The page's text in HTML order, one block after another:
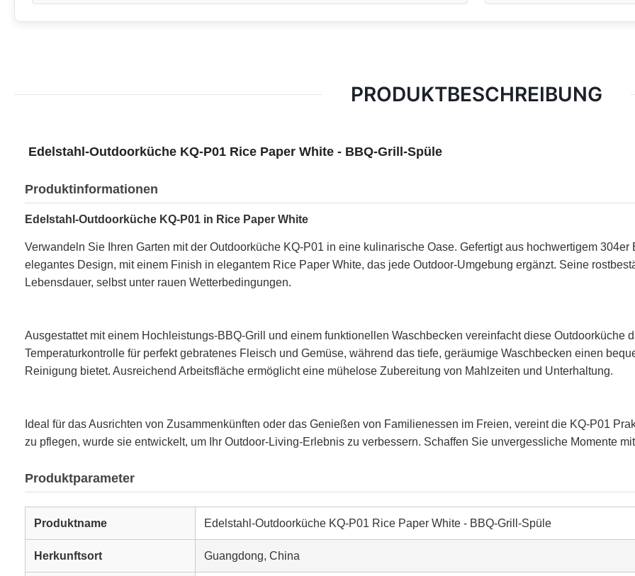
PRODUKTBESCHREIBUNG
Edelstahl-Outdoorküche KQ-P01 Rice Paper White - BBQ-Grill-Spüle
Produktinformationen
Edelstahl-Outdoorküche KQ-P01 in Rice Paper White
Verwandeln Sie Ihren Garten mit der Outdoorküche KQ-P01 in eine kulinarische Oase. Gefertigt aus hochwertigem
elegantes Design, mit einem Finish in elegantem Rice Paper White, das jede Outdoor-Umgebung ergänzt. Seine
Lebensdauer, selbst unter rauen Wetterbedingungen.
Ausgestattet mit einem Hochleistungs-BBQ-Grill und einem funktionellen Waschbecken vereinfacht diese Outdoorküche
Temperaturkontrolle für perfekt gebratenes Fleisch und Gemüse, während das tiefe, geräumige Waschbecken einen
Reinigung bietet. Ausreichend Arbeitsfläche ermöglicht eine mühelose Zubereitung von Mahlzeiten und Unterhaltung.
Ideal für das Ausrichten von Zusammenkünften oder das Genießen von Familienessen im Freien, vereint die KQ-P01
zu pflegen, wurde sie entwickelt, um Ihr Outdoor-Living-Erlebnis zu verbessern. Schaffen Sie unvergessliche Momente
Produktparameter
Produktname Edelstahl-Outdoorküche KQ-P01 Rice Paper White - BBQ-Grill-Spüle
Herkunftsort Guangdong, China